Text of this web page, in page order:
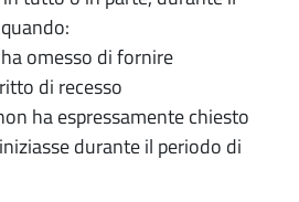
omesso di fornire
di recesso
ha espressamente chiesto
durante il periodo di